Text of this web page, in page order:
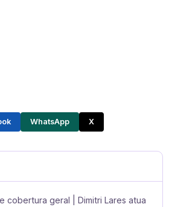
WhatsApp X
cobertura geral | Dimitri Lares atua